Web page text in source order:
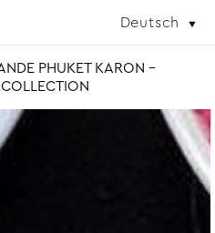
Deutsch
PHUKET KARON -